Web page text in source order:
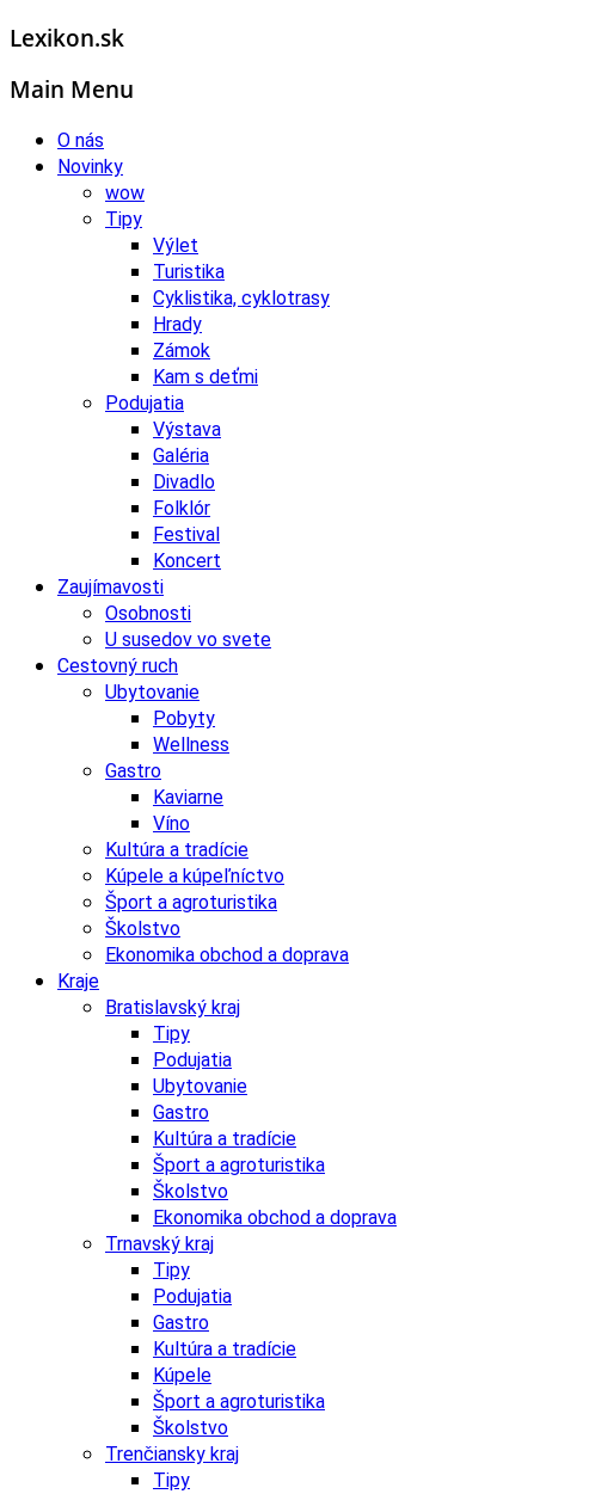
Lexikon.sk
Main Menu
O nás
Novinky
wow
Tipy
Výlet
Turistika
Cyklistika, cyklotrasy
Hrady
Zámok
Kam s deťmi
Podujatia
Výstava
Galéria
Divadlo
Folklór
Festival
Koncert
Zaujímavosti
Osobnosti
U susedov vo svete
Cestovný ruch
Ubytovanie
Pobyty
Wellness
Gastro
Kaviarne
Víno
Kultúra a tradície
Kúpele a kúpeľníctvo
Šport a agroturistika
Školstvo
Ekonomika obchod a doprava
Kraje
Bratislavský kraj
Tipy
Podujatia
Ubytovanie
Gastro
Kultúra a tradície
Šport a agroturistika
Školstvo
Ekonomika obchod a doprava
Trnavský kraj
Tipy
Podujatia
Gastro
Kultúra a tradície
Kúpele
Šport a agroturistika
Školstvo
Trenčiansky kraj
Tipy